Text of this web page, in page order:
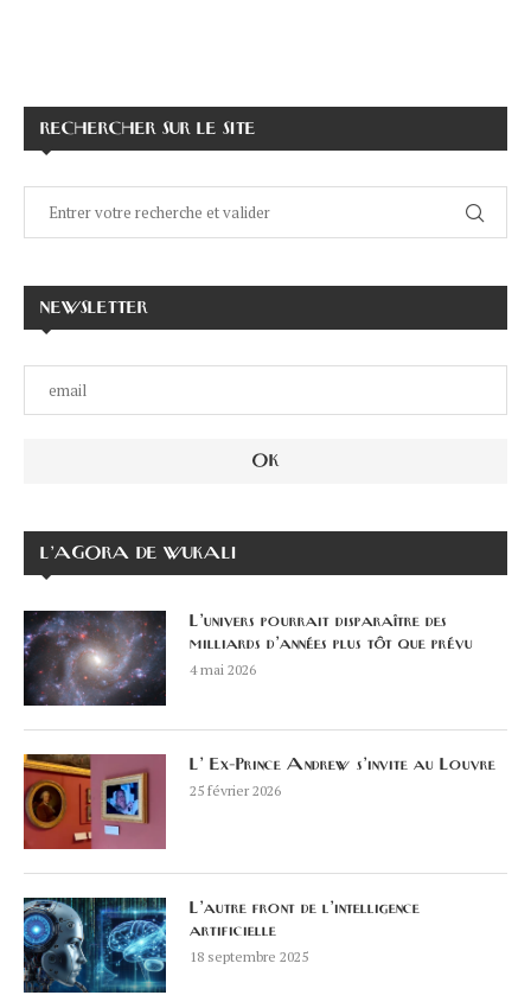
RECHERCHER SUR LE SITE
NEWSLETTER
L’AGORA DE WUKALI
L’univers pourrait disparaître des
milliards d’années plus tôt que prévu
4 mai 2026
L’ Ex-Prince Andrew s’invite au Louvre
25 février 2026
L’autre front de l’intelligence
artificielle
18 septembre 2025